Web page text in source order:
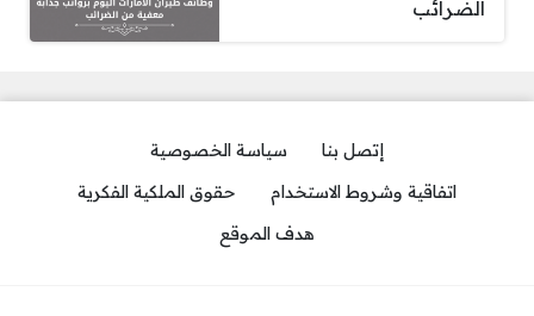
الضرائب
إتصل بنا
سياسة الخصوصية
اتفاقية وشروط الاستخدام
حقوق الملكية الفكرية
هدف الموقع